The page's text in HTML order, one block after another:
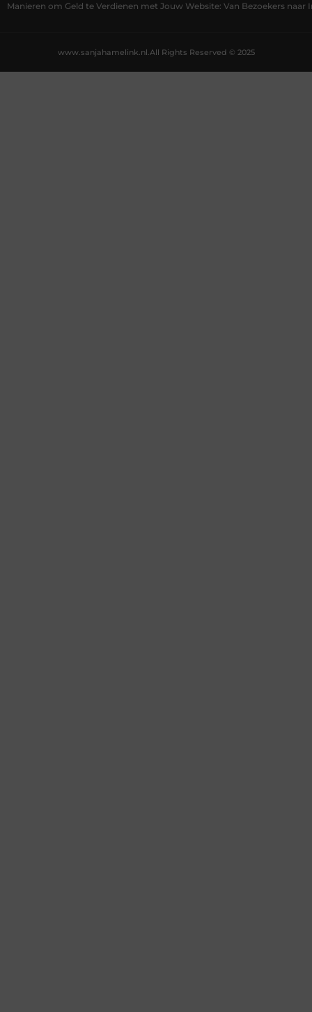
Manieren om Geld te Verdienen met Jouw Website: Van Bezoekers naar
All Rights Reserved © 2025
www.sanjahamelink.nl.